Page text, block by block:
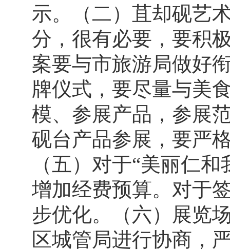
示。（二）苴却砚艺
分，很有必要，要积
案要与市旅游局做好
牌仪式，要尽量与美
模、参展产品，参展
砚台产品参展，要严
（五）对于“美丽仁
增加经费预算。对于
步优化。（六）展览
区城管局进行协商，